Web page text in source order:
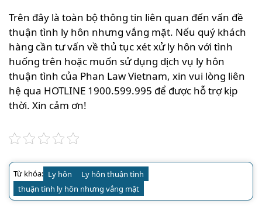
Trên đây là toàn bộ thông tin liên quan đến vấn đề
thuận tình ly hôn nhưng vắng mặt. Nếu quý khách
hàng cần tư vấn về thủ tục xét xử ly hôn với tình
huống trên hoặc muốn sử dụng dịch vụ ly hôn
thuận tình của Phan Law Vietnam, xin vui lòng liên
hệ qua HOTLINE 1900.599.995 để được hỗ trợ kịp
thời. Xin cảm ơn!
Từ khóa: Ly hôn
Ly hôn thuận tình
thuận tình ly hôn nhưng vắng mặt